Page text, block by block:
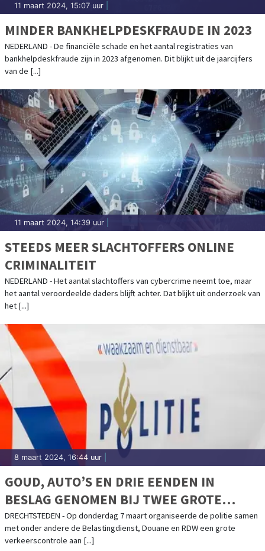
11 maart 2024, 15:07 uur
MINDER BANKHELPDESKFRAUDE IN 2023
NEDERLAND - De financiële schade en het aantal registraties van
bankhelpdeskfraude zijn in 2023 afgenomen. Dit blijkt uit de jaarcijfers
van de [...]
11 maart 2024, 14:39 uur
STEEDS MEER SLACHTOFFERS ONLINE
CRIMINALITEIT
NEDERLAND - Het aantal slachtoffers van cybercrime neemt toe, maar
het aantal veroordeelde daders blijft achter. Dat blijkt uit onderzoek van
het [...]
8 maart 2024, 16:44 uur
GOUD, AUTO’S EN DRIE EENDEN IN
BESLAG GENOMEN BIJ TWEE GROTE
ONDERMIJNINGSCONTROLES
DRECHTSTEDEN - Op donderdag 7 maart organiseerde de politie samen
met onder andere de Belastingdienst, Douane en RDW een grote
verkeerscontrole aan [...]